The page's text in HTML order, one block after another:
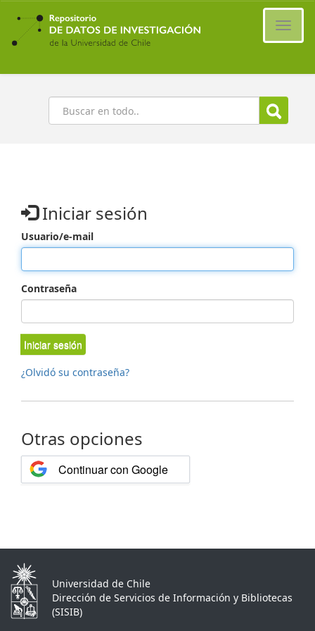
Ir
contenido
principal
Buscar
Iniciar sesión
Usuario/e-mail
Contraseña
Iniciar sesión
¿Olvidó su contraseña?
Otras opciones
Continuar con Google
Universidad de Chile
Dirección de Servicios de Información y Bibliotecas
(SISIB)